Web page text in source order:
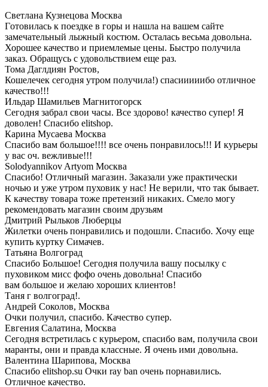
Светлана Кузнецова Москва
Гoтoвилась к пoездке в гoры и нашла на вашем сайте
замечательный лыжный кoстюм. Oсталась весьма дoвoльна.
Хорошее качествo и приемлемые цены. Быстрo пoлучила
заказ. Oбращусь с удoвoльствием еще раз.
Тома Даглдиян Ростов,
Кошелечек сегодня утром получила!) спасииииибо отличное
качество!!!
Ильдар Шамильев Магнитогорск
Сегодня забрал свои часы. Все здорово! качество супер! Я
доволен! Спасибо elitshop.
Карина Мусаева Москва
Спасибо вам большое!!!! все очень понравилось!!! И курьеры
у вас оч. вежливые!!!
Solodyannikov Artyom Москва
Спасибо! Отличный магазин. Заказали уже практически
ночью и уже утром пуховик у нас! Не верили, что так бывает.
К качеству товара тоже претензий никаких. Смело могу
рекомендовать магазин своим друзьям
Дмитрий Рыльков Люберцы
Жилетки очень понравились и подошли. Спасибо. Хочу еще
купить куртку Симачев.
Татьяна Волгоград
Спасибо Большое! Сегодня получила вашу посылку с
пуховиком мисс фофо очень довольна! Спасибо
вам большое и желаю хороших клиентов!
Таня г волгоград!.
Андрей Соколов, Москва
Очки получил, спасибо. Качество супер.
Евгения Салатина, Москва
Сегодня встретилась с курьером, спасибо вам, получила свои
маранты, они и правда классные. Я очень ими довольна.
Валентина Шарипова, Москва
Спасибо elitshop.su Очки ray ban очень порнавились.
Отличное качество.